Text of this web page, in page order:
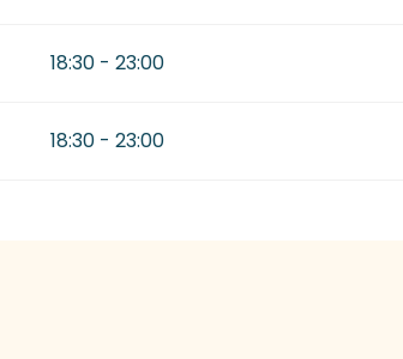
18:30 - 23:00
18:30 - 23:00